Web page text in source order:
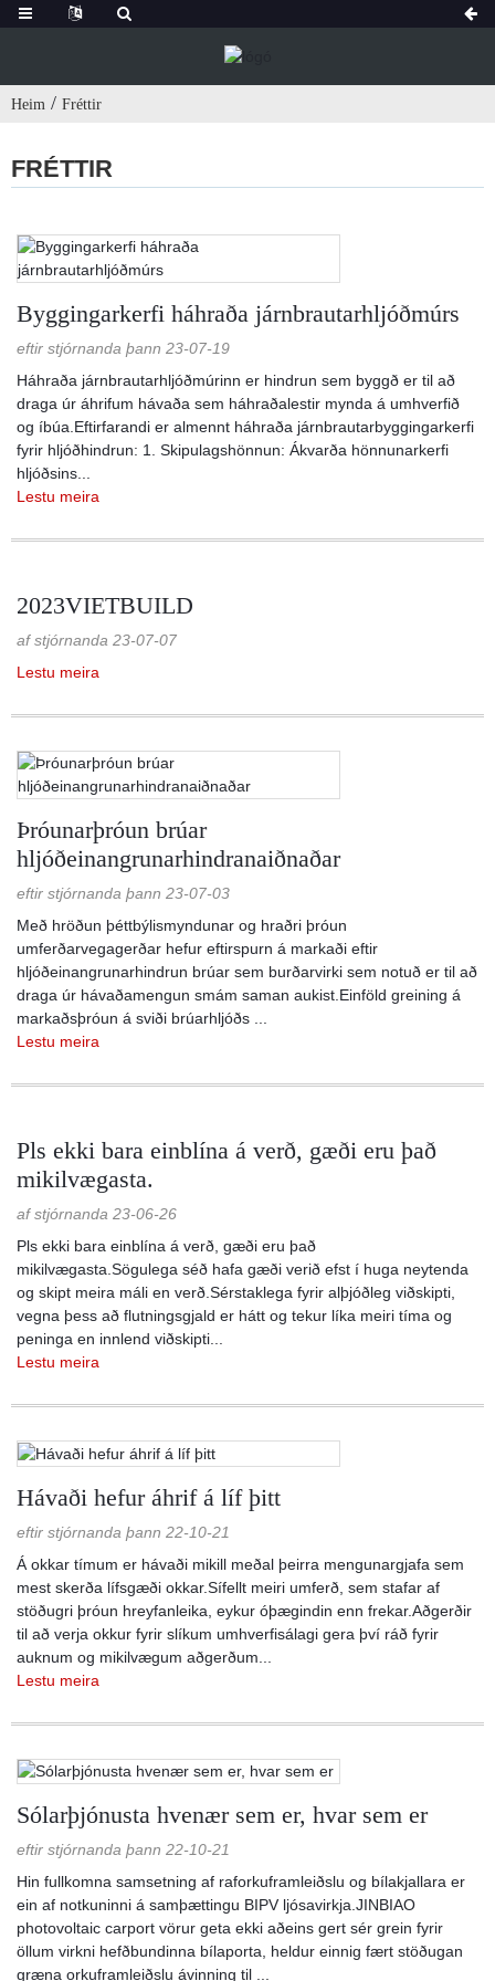
Heim Fréttir
FRÉTTIR
Byggingarkerfi háhraða járnbrautarhljóðmúrs
eftir stjórnanda þann 23-07-19
Háhraða járnbrautarhljóðmúrinn er hindrun sem byggð er til að
draga úr áhrifum hávaða sem háhraðalestir mynda á umhverfið
og íbúa.Eftirfarandi er almennt háhraða járnbrautarbyggingarkerfi
fyrir hljóðhindrun: 1. Skipulagshönnun: Ákvarða hönnunarkerfi
hljóðsins...
Lestu meira
2023VIETBUILD
af stjórnanda 23-07-07
Lestu meira
Þróunarþróun brúar
hljóðeinangrunarhindranaiðnaðar
eftir stjórnanda þann 23-07-03
Með hröðun þéttbýlismyndunar og hraðri þróun
umferðarvegagerðar hefur eftirspurn á markaði eftir
hljóðeinangrunarhindrun brúar sem burðarvirki sem notuð er til að
draga úr hávaðamengun smám saman aukist.Einföld greining á
markaðsþróun á sviði brúarhljóðs ...
Lestu meira
Pls ekki bara einblína á verð, gæði eru það
mikilvægasta.
af stjórnanda 23-06-26
Pls ekki bara einblína á verð, gæði eru það
mikilvægasta.Sögulega séð hafa gæði verið efst í huga neytenda
og skipt meira máli en verð.Sérstaklega fyrir alþjóðleg viðskipti,
vegna þess að flutningsgjald er hátt og tekur líka meiri tíma og
peninga en innlend viðskipti...
Lestu meira
Hávaði hefur áhrif á líf þitt
eftir stjórnanda þann 22-10-21
Á okkar tímum er hávaði mikill meðal þeirra mengunargjafa sem
mest skerða lífsgæði okkar.Sífellt meiri umferð, sem stafar af
stöðugri þróun hreyfanleika, eykur óþægindin enn frekar.Aðgerðir
til að verja okkur fyrir slíkum umhverfisálagi gera því ráð fyrir
auknum og mikilvægum aðgerðum...
Lestu meira
Sólarþjónusta hvenær sem er, hvar sem er
eftir stjórnanda þann 22-10-21
Hin fullkomna samsetning af raforkuframleiðslu og bílakjallara er
ein af notkuninni á samþættingu BIPV ljósavirkja.JINBIAO
photovoltaic carport vörur geta ekki aðeins gert sér grein fyrir
öllum virkni hefðbundinna bílaporta, heldur einnig fært stöðugan
græna orkuframleiðslu ávinning til ...